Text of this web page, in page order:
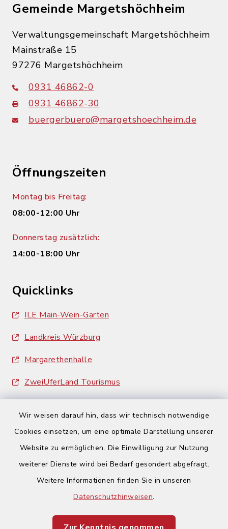
Wir weisen darauf hin, dass wir technisch notwendige
Cookies einsetzen, um eine optimale Darstellung unserer
Website zu ermöglichen. Die Einwilligung zur Nutzung
weiterer Dienste wird bei Bedarf gesondert abgefragt.
Weitere Informationen finden Sie in unseren
Datenschutzhinweisen.
Gemeinde Margetshöchheim
Verwaltungsgemeinschaft Margetshöchheim
Mainstraße 15
97276 Margetshöchheim
0931 46862-0
0931 46862-30
buergerbuero@margetshoechheim.de
Öffnungszeiten
Montag bis Freitag:
08:00-12:00 Uhr
Donnerstag zusätzlich:
14:00-18:00 Uhr
Quicklinks
ILE Main-Wein-Garten
Landkreis Würzburg
Margarethenhalle
ZweiUferLand Tourismus
Barrierefreiheit